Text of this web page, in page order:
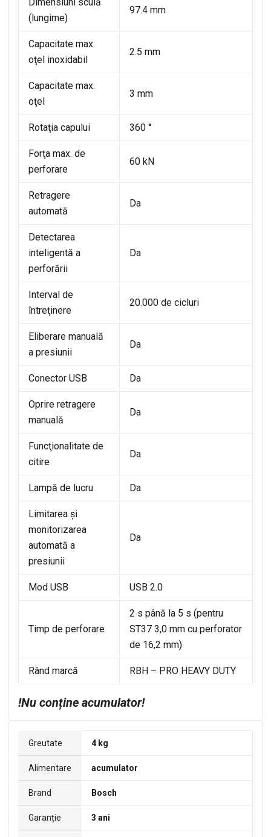
(lungime)
97.4 mm
Capacitate max.
oţel inoxidabil
2.5 mm
Capacitate max.
oţel
3 mm
Rotaţia capului 360 °
Forţa max. de
perforare
60 kN
Retragere
automată
Da
Detectarea
inteligentă a
perforării
Da
Interval de
întreţinere
20.000 de cicluri
Eliberare manuală
a presiunii
Da
Conector USB Da
Oprire retragere
manuală
Da
Funcţionalitate de
citire
Da
Lampă de lucru Da
Limitarea şi
monitorizarea
automată a
presiunii
Da
Mod USB USB 2.0
Timp de perforare
2 s până la 5 s (pentru
ST37 3,0 mm cu perforator
de 16,2 mm)
Rând marcă RBH – PRO HEAVY DUTY
!Nu conține acumulator!
Greutate 4 kg
Alimentare acumulator
Brand Bosch
Garanție 3 ani